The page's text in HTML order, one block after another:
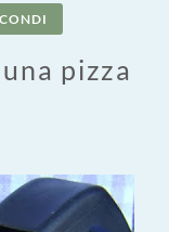
pizza